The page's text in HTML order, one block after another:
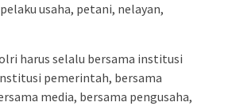
usaha, petani, nelayan,
harus selalu bersama institusi
pemerintah, bersama
media, bersama pengusaha,